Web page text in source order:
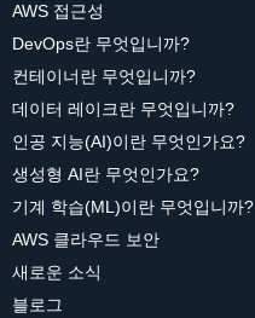
AWS 접근성
DevOps란 무엇입니까?
컨테이너란 무엇입니까?
데이터 레이크란 무엇입니까?
인공 지능(AI)이란 무엇인가요?
생성형 AI란 무엇인가요?
기계 학습(ML)이란 무엇입니까?
AWS 클라우드 보안
새로운 소식
블로그